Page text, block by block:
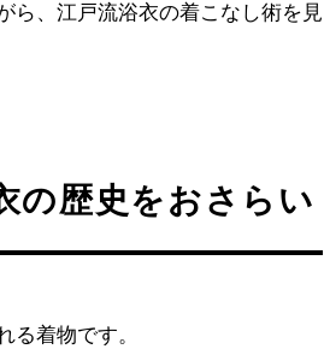
ら、江戸流浴衣の着こなし術を見
の歴史をおさらい
る着物です。